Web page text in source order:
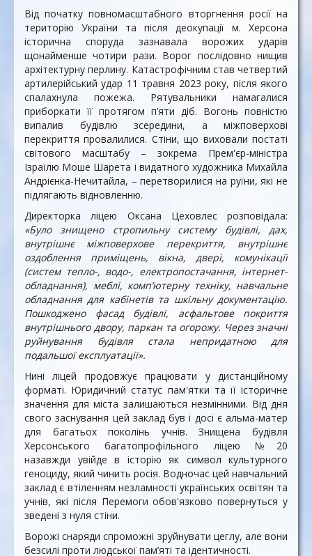
Від початку повномасштабного вторгнення росії на
територію України та після деокупації м. Херсона
історична споруда зазнавала ворожих ударів
щонайменше чотири рази. Ворог послідовно нищив
архітектурну перлину. Катастрофічним став четвертий
артилерійський удар 11 травня 2023 року, після якого
спалахнула пожежа. Рятувальники намагалися
приборкати її протягом п’яти діб. Вогонь повністю
випалив будівлю зсередини, а міжповерхові
перекриття провалилися. Стіни, що виховали постаті
світового масштабу – зокрема Прем'єр-міністра
Ізраїлю Моше Шарета і видатного художника Михайла
Андрієнка-Нечитайла, – перетворилися на руїни, які не
підлягають відновленню.
Директорка ліцею Оксана Цеховлес розповідала:
«Було знищено стропильну систему будівлі, дах,
внутрішнє міжповерхове перекриття, внутрішнє
оздоблення приміщень, вікна, двері, комунікації
(систем тепло-, водо-, електропостачання, інтернет-
обладнання), меблі, комп’ютерну техніку, навчальне
обладнання для кабінетів та шкільну документацію.
Пошкоджено фасад будівлі, асфальтове покриття
внутрішнього двору, паркан та огорожу. Через значні
руйнування будівля стала непридатною для
подальшої експлуатації».
Нині ліцей продовжує працювати у дистанційному
форматі. Юридичний статус пам'ятки та її історичне
значення для міста залишаються незмінними. Від дня
свого заснування цей заклад був і досі є альма-матер
для багатьох поколінь учнів. Знищена будівля
Херсонського багатопрофільного ліцею №20
назавжди увійде в історію як символ культурного
геноциду, який чинить росія. Водночас цей навчальний
заклад є втіленням незламності українських освітян та
учнів, які після Перемоги обов'язково повернуться у
зведені з нуля стіни.
Ворожі снаряди спроможні зруйнувати цеглу, але вони
безсилі проти людської пам’яті та ідентичності.